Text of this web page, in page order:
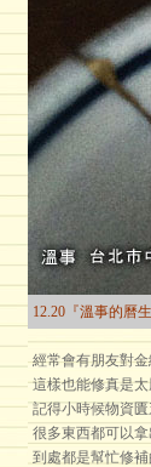
12.20『溫事的曆
經常會有朋友對
這樣也能修真是
記得小時候物資
很多東西都可以
到處都是幫忙修補